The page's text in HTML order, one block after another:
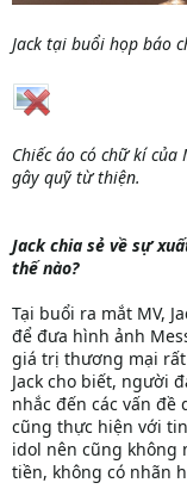
Jack tại buổi họp báo
Chiếc áo có chữ kí
gây quỹ từ thiện.
Jack chia sẻ về sự
thế nào?
Tại buổi ra mắt MV,
để đưa hình ảnh
giá trị thương mại
Jack cho biết, người
nhắc đến các vấn đề
cũng thực hiện với
idol nên cũng không
tiền, không có nhãn